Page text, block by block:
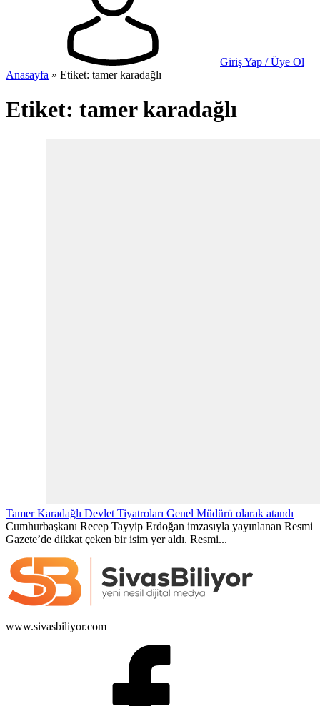
Giriş Yap / Üye Ol
Anasayfa » Etiket: tamer karadağlı
Etiket: tamer karadağlı
Tamer Karadağlı Devlet Tiyatroları Genel Müdürü olarak atandı
Cumhurbaşkanı Recep Tayyip Erdoğan imzasıyla yayınlanan Resmi
Gazete’de dikkat çeken bir isim yer aldı. Resmi...
www.sivasbiliyor.com